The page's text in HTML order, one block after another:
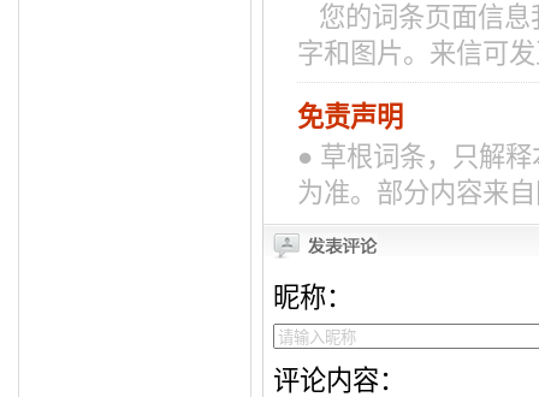
您的词条页面信息
字和图片。来信可
免责声明
● 草根词条，只解
为准。部分内容来
昵称：
评论内容：